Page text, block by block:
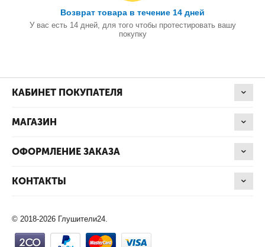
Возврат товара в течение 14 дней
У вас есть 14 дней, для того чтобы протестировать вашу
покупку
КАБИНЕТ ПОКУПАТЕЛЯ
МАГАЗИН
ОФОРМЛЕНИЕ ЗАКАЗА
КОНТАКТЫ
© 2018-2026 Глушители24.